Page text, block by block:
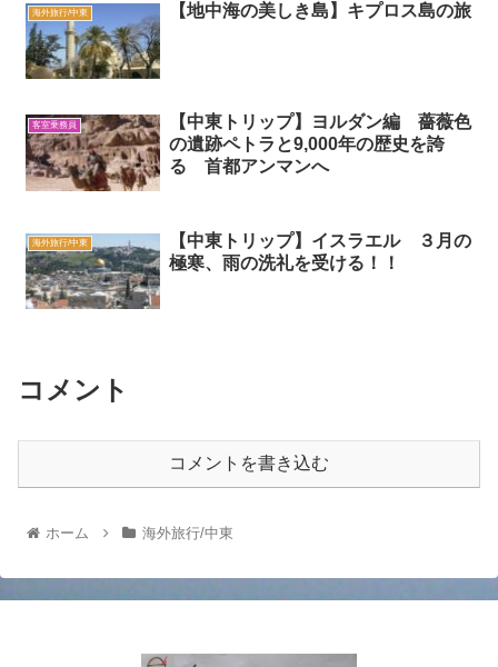
海外旅行/中東 【地中海の美しき島】キプロス島の旅
客室乗務員
【中東トリップ】ヨルダン編 薔薇色
の遺跡ペトラと9,000年の歴史を誇
る 首都アンマンへ
海外旅行/中東
【中東トリップ】イスラエル ３月の
極寒、雨の洗礼を受ける！！
コメント
コメントを書き込む
ホーム 海外旅行/中東